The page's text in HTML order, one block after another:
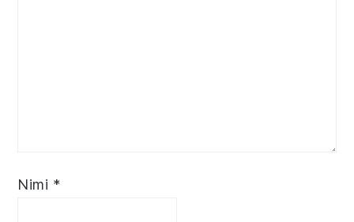
Nimi *